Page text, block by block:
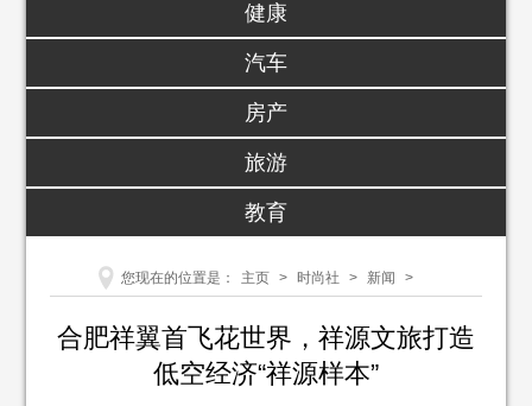
健康
汽车
房产
旅游
教育
您现在的位置是： 主页 > 时尚社 > 新闻 >
合肥祥翼首飞花世界，祥源文旅打造
低空经济“祥源样本”